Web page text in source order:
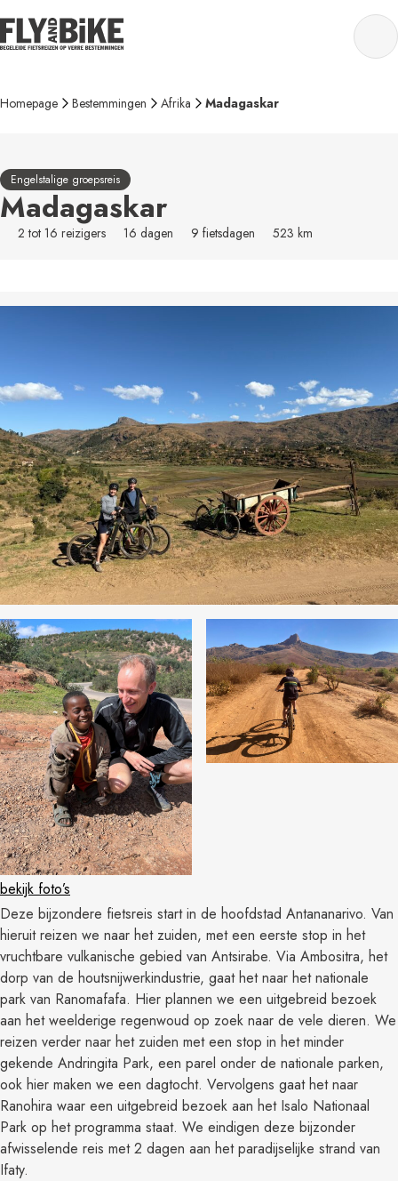
Homepage Bestemmingen Afrika Madagaskar
Engelstalige groepsreis
Madagaskar
2 tot 16 reizigers 16 dagen 9 fietsdagen 523 km
bekijk foto’s
Deze bijzondere fietsreis start in de hoofdstad Antananarivo. Van
hieruit reizen we naar het zuiden, met een eerste stop in het
vruchtbare vulkanische gebied van Antsirabe. Via Ambositra, het
dorp van de houtsnijwerkindustrie, gaat het naar het nationale
park van Ranomafafa. Hier plannen we een uitgebreid bezoek
aan het weelderige regenwoud op zoek naar de vele dieren. We
reizen verder naar het zuiden met een stop in het minder
gekende Andringita Park, een parel onder de nationale parken,
ook hier maken we een dagtocht. Vervolgens gaat het naar
Ranohira waar een uitgebreid bezoek aan het Isalo Nationaal
Park op het programma staat. We eindigen deze bijzonder
afwisselende reis met 2 dagen aan het paradijselijke strand van
Ifaty.